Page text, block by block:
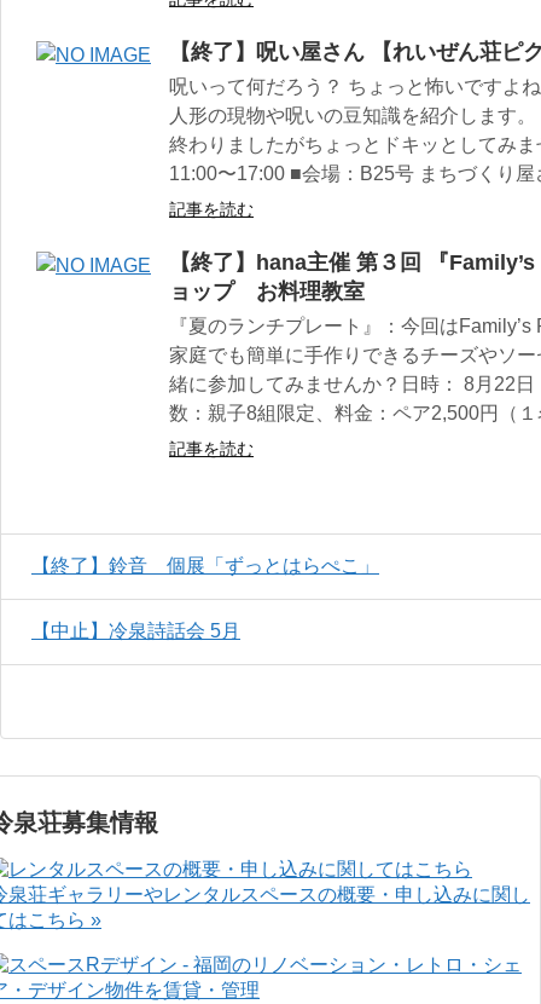
【終了】呪い屋さん 【れいぜん荘ピ
呪いって何だろう？ ちょっと怖いですよ
人形の現物や呪いの豆知識を紹介します
終わりましたがちょっとドキッとしてみ
11:00〜17:00 ■会場：B25号 まちづくり屋
記事を読む
【終了】hana主催 第３回 『
ョップ お料理教室
『夏のランチプレート』：今回は
家庭でも簡単に手作りできるチーズやソ
緒に参加してみませんか？日時： 8月22
数：親子8組限定、料金：ペア2,500円（
記事を読む
【終了】鈴音 個展「ずっとはらぺこ」
【中止】冷泉詩話会 5月
泉荘募集情報
泉荘ギャラリーやレンタルスペースの概要・申し込みに関し
はこちら »